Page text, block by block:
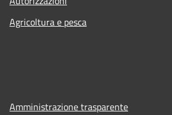
Agricoltura e pesca
Amministrazione trasparente